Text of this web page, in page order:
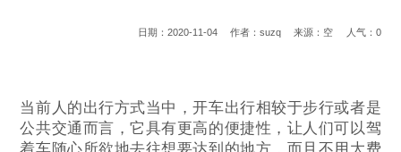
日期：2020-11-04 作者：suzq 来源：空 人气： 0
当前人的出行方式当中，开车出行相较于步行或者是
公共交通而言，它具有更高的便捷性，让人们可以驾